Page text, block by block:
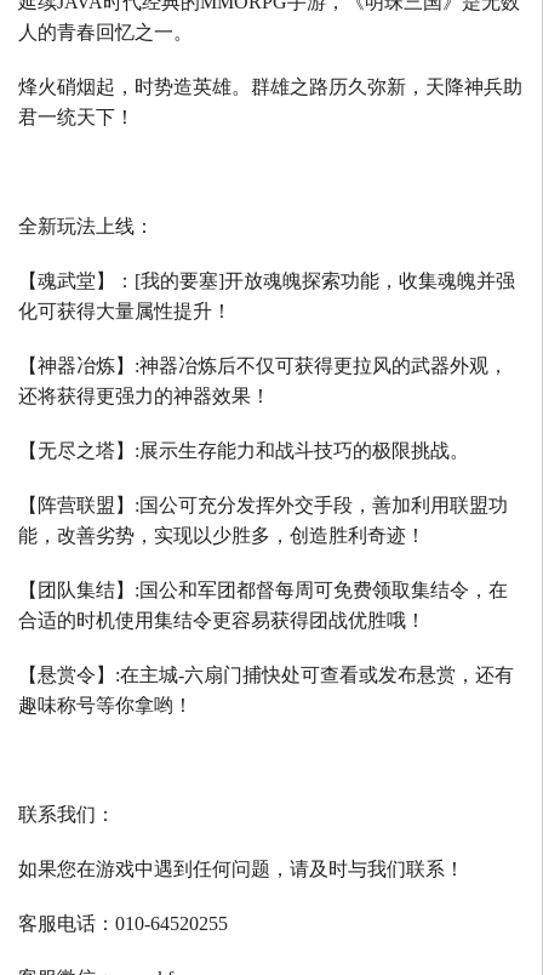
人的青春回忆之一。
烽火硝烟起，时势造英雄。群雄之路历久弥新，天降神兵助
君一统天下！
全新玩法上线：
【魂武堂】： [我的要塞]开放魂魄探索功能，收集魂魄并强
化可获得大量属性提升！
【神器冶炼】 :神器冶炼后不仅可获得更拉风的武器外观，
还将获得更强力的神器效果！
【无尽之塔】 :展示生存能力和战斗技巧的极限挑战。
【阵营联盟】 :国公可充分发挥外交手段，善加利用联盟功
能，改善劣势，实现以少胜多，创造胜利奇迹！
【团队集结】 :国公和军团都督每周可免费领取集结令，在
合适的时机使用集结令更容易获得团战优胜哦！
【悬赏令】 :在主城-六扇门捕快处可查看或发布悬赏，还有
趣味称号等你拿哟！
联系我们：
如果您在游戏中遇到任何问题，请及时与我们联系！
客服电话： 010-64520255